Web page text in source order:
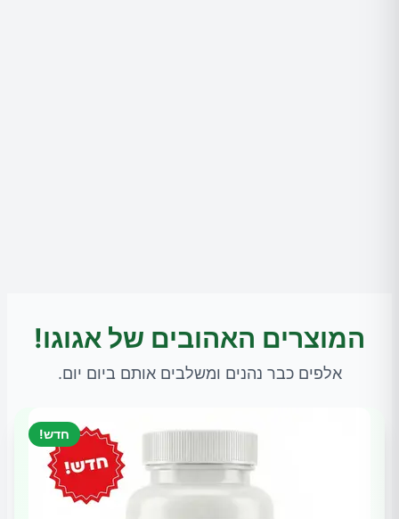
המוצרים האהובים של אגוגו!
אלפים כבר נהנים ומשלבים אותם ביום יום.
חדש!